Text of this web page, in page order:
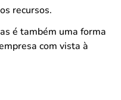
recursos.
é também uma forma
com vista à